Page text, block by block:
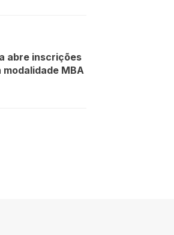
abre inscrições
MBA